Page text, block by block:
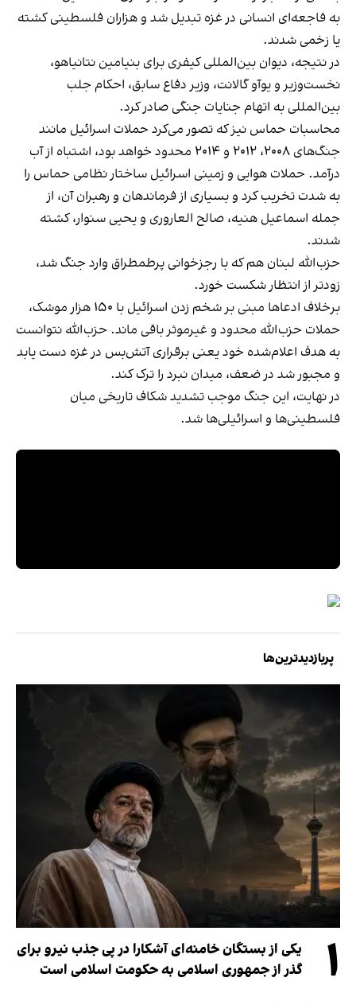
به فاجعه‌ای انسانی در غزه تبدیل شد و هزاران فلسطینی کشته
یا زخمی شدند.
در نتیجه، دیوان بین‌المللی کیفری برای بنیامین نتانیاهو،
نخست‌وزیر و یوآو گالانت، وزیر دفاع سابق، احکام جلب
بین‌المللی به اتهام جنایات جنگی صادر کرد.
محاسبات حماس نیز که تصور می‌کرد حملات اسرائیل مانند
جنگ‌های ۲۰۰۸، ۲۰۱۲ و ۲۰۱۴ محدود خواهد بود، اشتباه از آب
درآمد. حملات هوایی و زمینی اسرائیل ساختار نظامی حماس را
به شدت تخریب کرد و بسیاری از فرماندهان و رهبران آن، از
جمله اسماعیل هنیه، صالح العاروری و یحیی سنوار، کشته
شدند.
حزب‌الله لبنان هم که با رجزخوانی پرطمطراق وارد جنگ شد،
زودتر از انتظار شکست خورد.
برخلاف ادعاها مبنی بر شخم زدن اسرائیل با ۱۵۰ هزار موشک،
حملات حزب‌الله محدود و غیرموثر باقی ماند. حزب‌الله نتوانست
به هدف اعلام‌شده خود یعنی برقراری آتش‌بس در غزه دست یابد
و مجبور شد در ضعف، میدان نبرد را ترک کند.
در نهایت، این جنگ موجب تشدید شکاف تاریخی میان
فلسطینی‌ها و اسرائیلی‌ها شد.
پربازدیدترین‌ها
۱
یکی از بستگان خامنه‌ای آشکارا در پی جذب نیرو برای
گذر از جمهوری اسلامی به حکومت اسلامی است